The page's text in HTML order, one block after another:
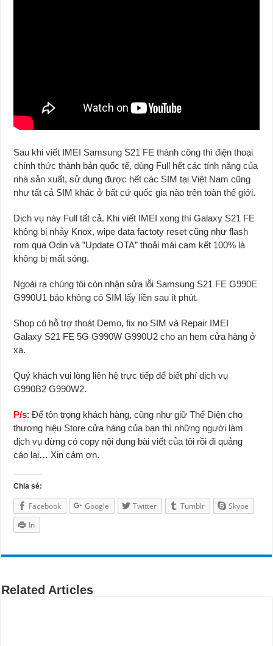
Sau khi viết IMEI Samsung S21 FE thành công thì điện thoại
chính thức thành bản quốc tế, dùng Full hết các tính năng của
nhà sản xuất, sử dụng được hết các SIM tại Việt Nam cũng
như tất cả SIM khác ở bất cứ quốc gia nào trên toàn thế giới.
Dịch vụ này Full tất cả. Khi viết IMEI xong thì Galaxy S21 FE
không bị nhảy Knox, wipe data factoty reset cũng như flash
rom qua Odin và ”Update OTA” thoải mái cam kết 100% là
không bị mất sóng.
Ngoài ra chúng tôi còn nhận sửa lỗi Samsung S21 FE G990E
G990U1 báo không có SIM lấy liền sau ít phút.
Shop có hỗ trợ thoát Demo, fix no SIM và Repair IMEI
Galaxy S21 FE 5G G990W G990U2 cho an hem cửa hàng ở
xa.
Quý khách vui lòng liên hệ trực tiếp để biết phí dịch vụ
G990B2 G990W2.
P/s: Để tôn trọng khách hàng, cũng như giữ Thể Diện cho
thương hiệu Store cửa hàng của bạn thì những người làm
dịch vụ đừng có copy nội dung bài viết của tôi rồi đi quảng
cáo lại… Xin cảm ơn.
Chia sẻ:
Facebook Google Twitter Tumblr
Skype
In
Related Articles